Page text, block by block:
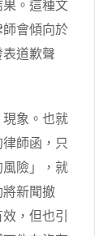
。這種文
會傾向於
道歉聲
象。也就
師函，只
險」，就
新聞撤
，但也引